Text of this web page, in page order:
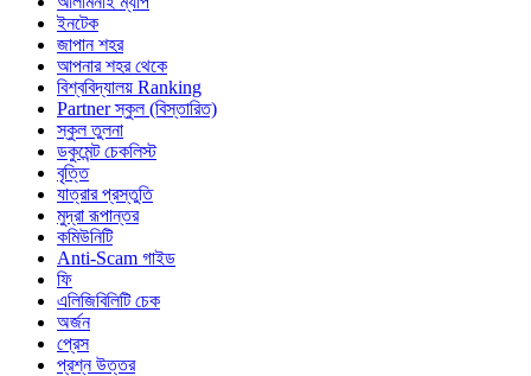
ইনটেক
জাপান শহর
আপনার শহর থেকে
বিশ্ববিদ্যালয় Ranking
Partner স্কুল (বিস্তারিত)
স্কুল তুলনা
ডকুমেন্ট চেকলিস্ট
বৃত্তি
যাত্রার প্রস্তুতি
মুদ্রা রূপান্তর
কমিউনিটি
Anti-Scam গাইড
ফি
এলিজিবিলিটি চেক
অর্জন
প্রেস
প্রশ্ন উত্তর